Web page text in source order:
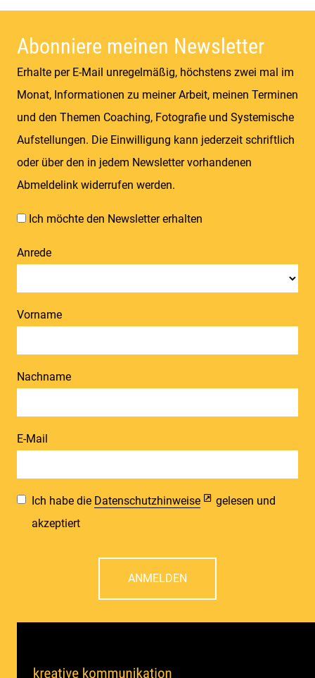
Abonniere meinen Newsletter
Erhalte per E-Mail unregelmäßig, höchstens zwei mal im
Monat, Informationen zu meiner Arbeit, meinen Terminen
und den Themen Coaching, Fotografie und Systemische
Aufstellungen. Die Einwilligung kann jederzeit schriftlich
oder über den in jedem Newsletter vorhandenen
Abmeldelink widerrufen werden.
Ich möchte den Newsletter erhalten
Anrede
Vorname
Nachname
E-Mail
Ich habe die Datenschutzhinweise
gelesen und
akzeptiert
ANMELDEN